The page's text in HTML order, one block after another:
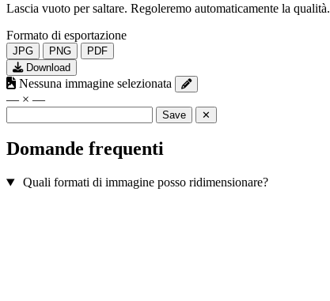
Lascia vuoto per saltare. Regoleremo automaticamente la qualità.
Formato di esportazione
JPG PNG
PDF
Download
Nessuna immagine selezionata
— × —
Save ✕
Domande frequenti
Quali formati di immagine posso ridimensionare?